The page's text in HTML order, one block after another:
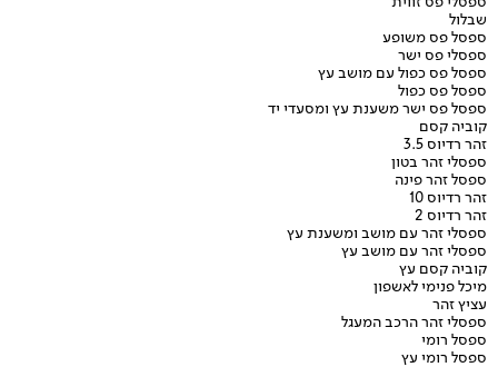
שבלול
ספסל פס משופע
ספסלי פס ישר
ספסל פס כפול עם מושב עץ
ספסל פס כפול
ספסל פס ישר משענת עץ ומסעדי יד
קוביה קסם
זהר רדיוס 3.5
ספסלי זהר בטון
ספסל זהר פינה
זהר רדיוס 10
זהר רדיוס 2
ספסלי זהר עם מושב ומשענת עץ
ספסלי זהר עם מושב עץ
קוביה קסם עץ
מיכל פנימי לאשפון
עציץ זהר
ספסלי זהר הרכב המעגל
ספסל רומי
ספסל רומי עץ